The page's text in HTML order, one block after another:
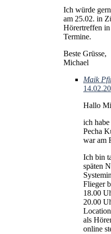
Ich würde
am 25.02. in
Hörertreffen
Termine.
Beste Grüsse,
Michael
Maik
Hallo
ich habe
Pecha
war am
Ich bin
späten
Flieger
18.00
20.00
als
online